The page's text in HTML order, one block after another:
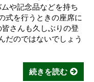
や記念品などを持ち
式を行うときの座席に
さんも久しぶりの登
だのではないでしょう
続きを読む